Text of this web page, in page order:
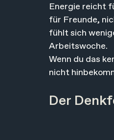
Energie reicht
für Freunde,
fühlt sich
Arbeitswoche.
Wenn du das
nicht
Der